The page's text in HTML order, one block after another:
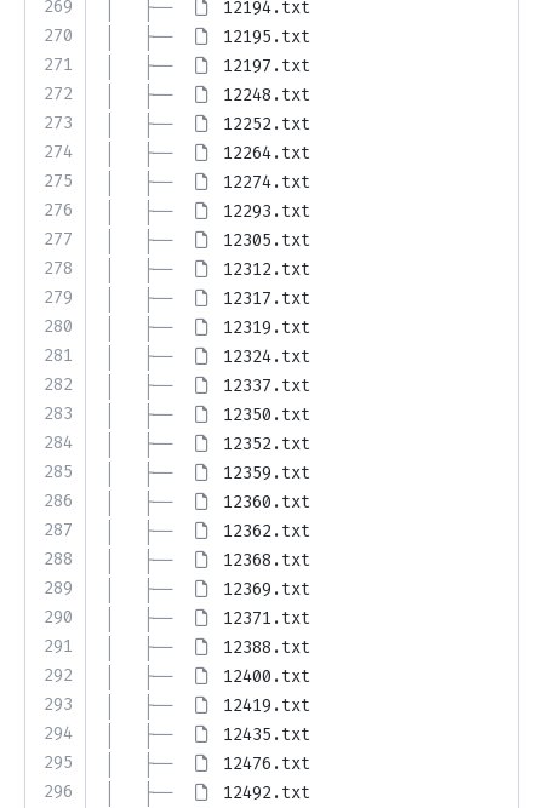
269
270
271
272
273
274
275
276
277
278
279
280
281
282
283
284
285
286
287
288
289
290
291
292
293
294
295
296
│   ├──
12194.txt
│   ├──
12195.txt
│   ├──
12197.txt
│   ├──
12248.txt
│   ├──
12252.txt
│   ├──
12264.txt
│   ├──
12274.txt
│   ├──
12293.txt
│   ├──
12305.txt
│   ├──
12312.txt
│   ├──
12317.txt
│   ├──
12319.txt
│   ├──
12324.txt
│   ├──
12337.txt
│   ├──
12350.txt
│   ├──
12352.txt
│   ├──
12359.txt
│   ├──
12360.txt
│   ├──
12362.txt
│   ├──
12368.txt
│   ├──
12369.txt
│   ├──
12371.txt
│   ├──
12388.txt
│   ├──
12400.txt
│   ├──
12419.txt
│   ├──
12435.txt
│   ├──
12476.txt
│   ├──
12492.txt